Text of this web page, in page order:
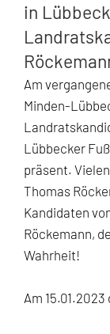
in
Am
Minden-
Lübbecker
präsent.
Thomas
Kandidaten
Röckemann,
Wahrheit!
Am